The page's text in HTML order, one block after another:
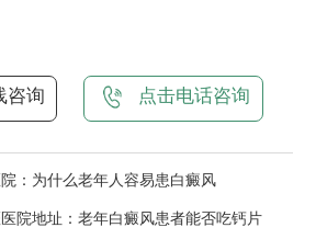
咨询 点击电话咨询
：为什么老年人容易患白癜风
院地址：老年白癜风患者能否吃钙片